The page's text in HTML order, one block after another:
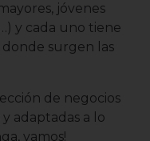
jóvenes
y cada uno tiene
donde surgen las
de negocios
adaptadas a lo
vamos!